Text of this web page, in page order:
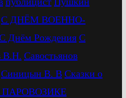
С ДНЁМ ВОЕННО-
Днём Рождения С
В.Н. Савостьянов
Синицын В. В Сказки о